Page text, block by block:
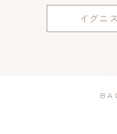
イグニ